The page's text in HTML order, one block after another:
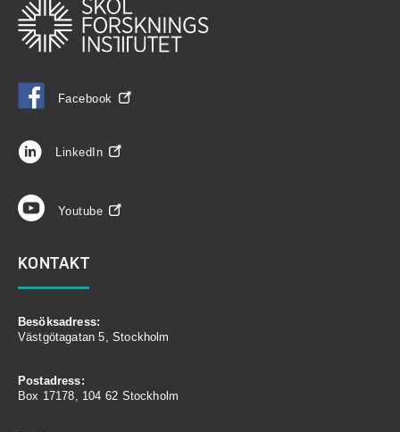
Facebook
LinkedIn
Youtube
KONTAKT
Besöksadress:
Västgötagatan 5, Stockholm
Postadress:
Box 17178, 104 62 Stockholm